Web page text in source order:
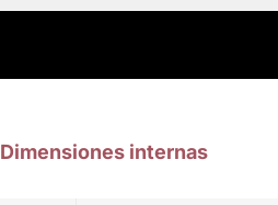
Dimensiones internas